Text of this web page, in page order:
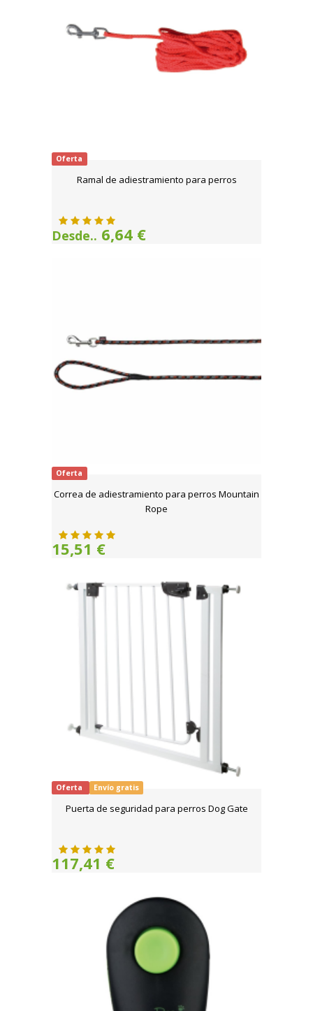
Oferta
Ramal de adiestramiento para perros
Desde.. 6,64 €
Oferta
Correa de adiestramiento para perros Mountain
Rope
15,51 €
Oferta Envío gratis
Puerta de seguridad para perros Dog Gate
117,41 €